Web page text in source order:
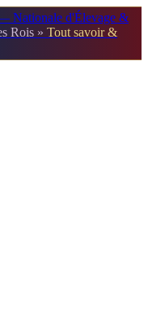
Nationale d'Élevage &
Rois » Tout savoir &